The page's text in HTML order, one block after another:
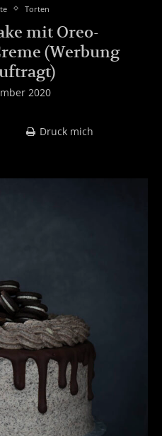
Torten
mit Oreo-
(Werbung
2020
Druck mich